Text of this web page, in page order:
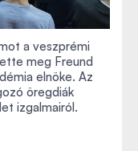
a veszprémi
meg Freund
elnöke. Az
öregdiák
izgalmairól.